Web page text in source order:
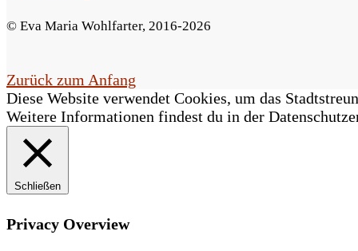
d
l
e
r
© Eva Maria Wohlfarter, 2016-2026
Zurück zum Anfang
Diese Website verwendet Cookies, um das
Weitere Informationen findest du in der
Schließen
Privacy Overview